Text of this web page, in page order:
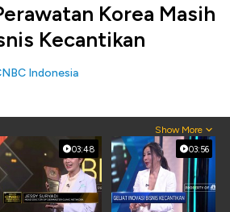
Korea Masih
Kecantikan
Indonesia
Show More
03:48 03:56